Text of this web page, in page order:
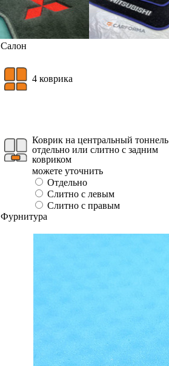
Салон
4 коврика
Коврик на центральный тоннель
отдельно или слитно с задним
ковриком
можете уточнить
Отдельно
Слитно с левым
Слитно с правым
Фурнитура